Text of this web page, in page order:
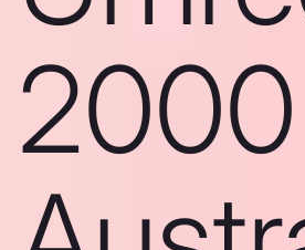
2000